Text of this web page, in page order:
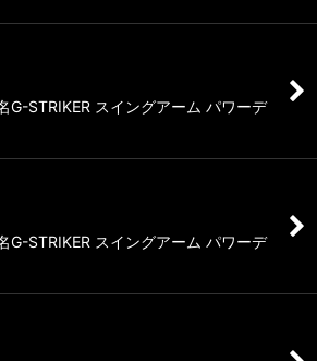
STRIKER スイングアーム パワーデ
STRIKER スイングアーム パワーデ